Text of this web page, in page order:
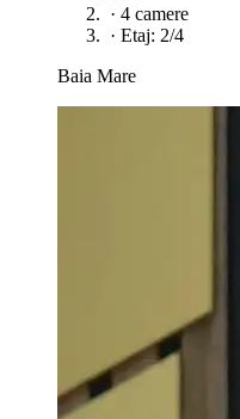
· 4 camere
· Etaj: 2/4
Baia Mare